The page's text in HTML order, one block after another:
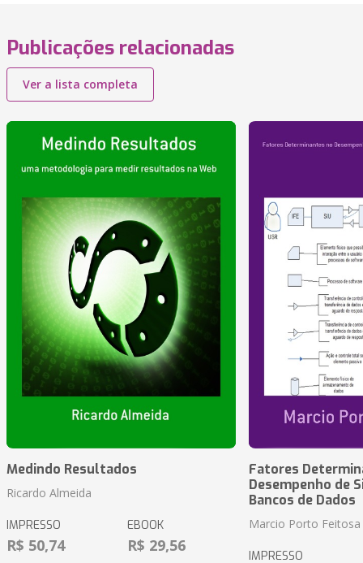
Publicações relacionadas
Ver a lista completa
Medindo Resultados
Ricardo Almeida
IMPRESSO
R$ 50,74
EBOOK
R$ 29,56
Fatores
Desempenho de
Bancos de Dados
Marcio Porto Feitosa
IMPRESSO